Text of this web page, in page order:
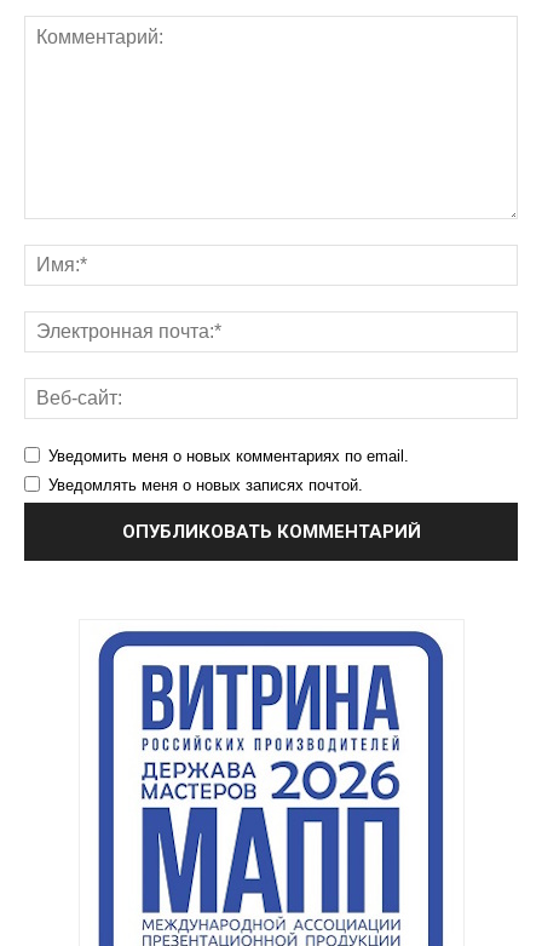
Уведомить меня о новых комментариях по email.
Уведомлять меня о новых записях почтой.